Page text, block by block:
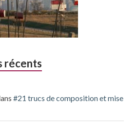
récents
#21 trucs de composition et mise